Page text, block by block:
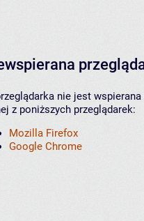
nie jest
z poniższych przeglądarek:
Mozilla Firefox
Google Chrome